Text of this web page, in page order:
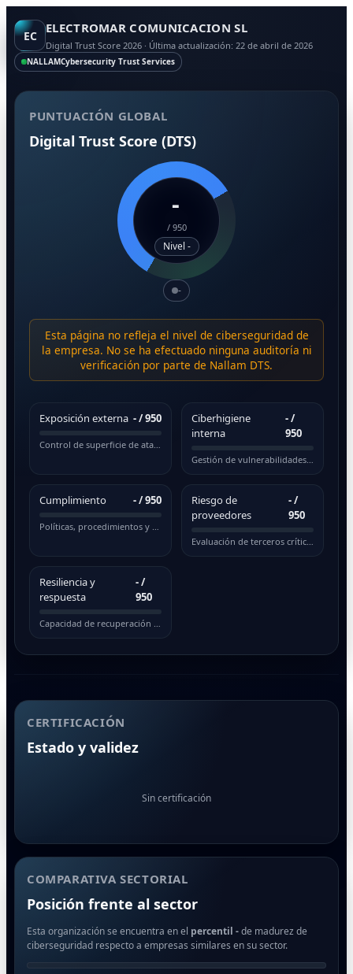
EC ELECTROMAR COMUNICACION SL
Digital Trust Score 2026 · Última actualización: 22 de abril de 2026
NALLAMCybersecurity Trust Services
PUNTUACIÓN GLOBAL
Digital Trust Score (DTS)
-
/ 950
Nivel -
-
Esta página no refleja el nivel de ciberseguridad de
la empresa. No se ha efectuado ninguna auditoría ni
verificación por parte de Nallam DTS.
Exposición externa -/ 950
Control de superficie de ataque pública
Ciberhigiene
interna
-/
950
Gestión de vulnerabilidades y actualizaciones
Cumplimiento -/ 950
Políticas, procedimientos y normativas
Riesgo de
proveedores
-/
950
Evaluación de terceros críticos
Resiliencia y
respuesta
-/
950
Capacidad de recuperación ante incidentes
CERTIFICACIÓN
Estado y validez
Sin certificación
COMPARATIVA SECTORIAL
Posición frente al sector
Esta organización se encuentra en el percentil -de madurez de
ciberseguridad respecto a empresas similares en su sector.